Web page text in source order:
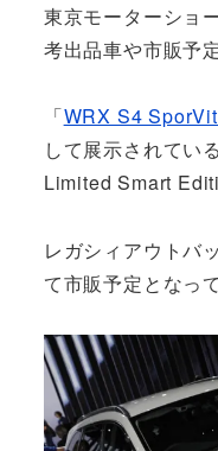
東京モーターショ
考出品車や市販予
「WRX S4
して展示されてい
Limited Smart
レガシィアウトバ
て市販予定となっ